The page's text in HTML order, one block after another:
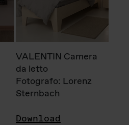
VALENTIN Camera
da letto
Fotografo: Lorenz
Sternbach
Download